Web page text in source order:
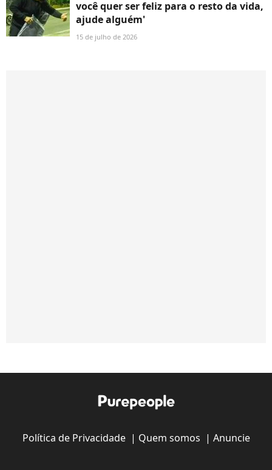
você quer ser feliz para o resto da vida,
ajude alguém'
15 de julho de 2026
Política de Privacidade| Quem somos | Anuncie